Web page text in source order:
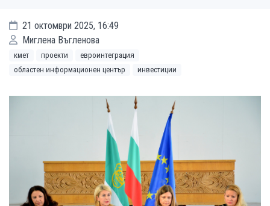
21 октомври 2025, 16:49
Миглена Въгленова
кмет проекти
евроинтеграция
областен информационен център
инвестиции